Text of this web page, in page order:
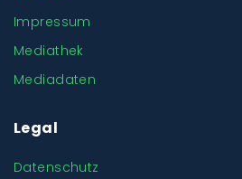
Impressum
Mediathek
Mediadaten
Legal
Datenschutz